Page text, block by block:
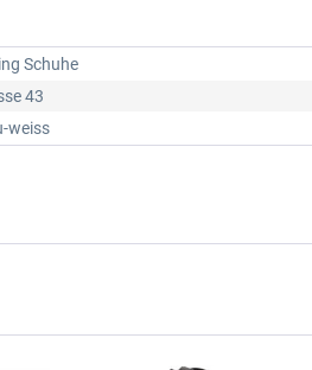
Schuhe
43
weiss